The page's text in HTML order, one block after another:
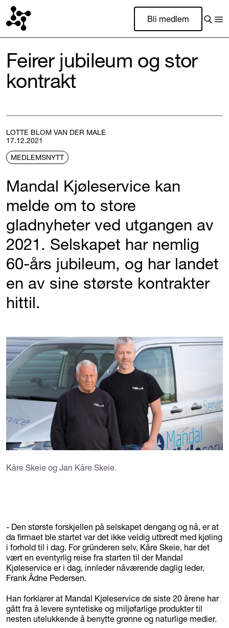
Bli medlem
Feirer jubileum og stor
kontrakt
LOTTE BLOM VAN DER MALE
17.12.2021
MEDLEMSNYTT
Mandal Kjøleservice kan
melde om to store
gladnyheter ved utgangen av
2021. Selskapet har nemlig
60-års jubileum, og har landet
en av sine største kontrakter
hittil.
Kåre Skeie og Jan Kåre Skeie.
- Den største forskjellen på selskapet dengang og nå, er at
da firmaet ble startet var det ikke veldig utbredt med kjøling
i forhold til i dag. For gründeren selv, Kåre Skeie, har det
vært en eventyrlig reise fra starten til der Mandal
Kjøleservice er i dag, innleder nåværende daglig leder,
Frank Ådne Pedersen.
Han forklarer at Mandal Kjøleservice de siste 20 årene har
gått fra å levere syntetiske og miljøfarlige produkter til
nesten utelukkende å benytte grønne og naturlige medier.